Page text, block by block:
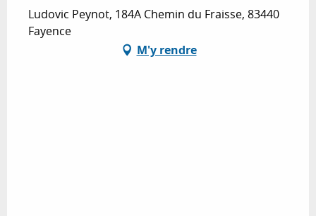
Ludovic Peynot, 184A Chemin du Fraisse, 83440
Fayence
M'y rendre